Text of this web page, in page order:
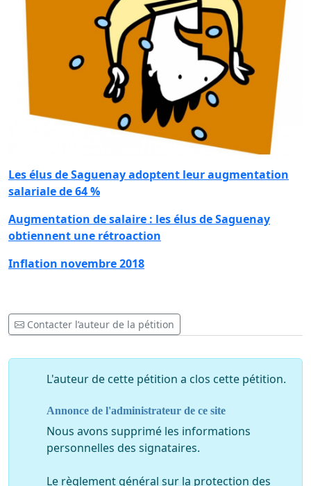
Les élus de Saguenay adoptent leur augmentation
salariale de 64 %
Augmentation de salaire : les élus de Saguenay
obtiennent une rétroaction
Inflation novembre 2018
Contacter l’auteur de la pétition
L'auteur de cette pétition a clos cette pétition.
Annonce de l'administrateur de ce site
Nous avons supprimé les informations
personnelles des signataires.
Le règlement général sur la protection des